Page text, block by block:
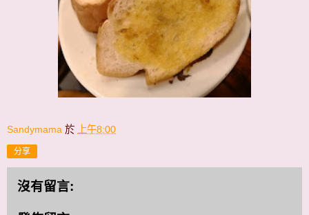
Sandymama 於 上午8:00
分享
沒有留言: